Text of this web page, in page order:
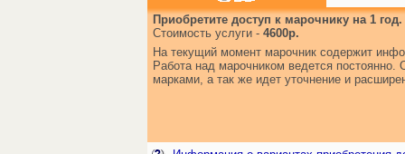
Приобретите доступ к марочнику на 1 год.
Стоимость услуги - 4600р.
На текущий момент марочник содержит
Работа над марочником ведется постоянно.
марками, а так же идет уточнение и